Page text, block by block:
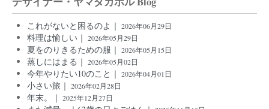
これがないと困るのよ｜ 2026年06月29日
料理は愉しい｜ 2026年05月29日
夏をのりきるための服｜ 2026年05月15日
蒸しにはまる｜ 2026年05月02日
今年やりたい10のこと｜ 2026年04月01日
小さい旅｜ 2026年02月28日
年末。｜ 2025年12月27日